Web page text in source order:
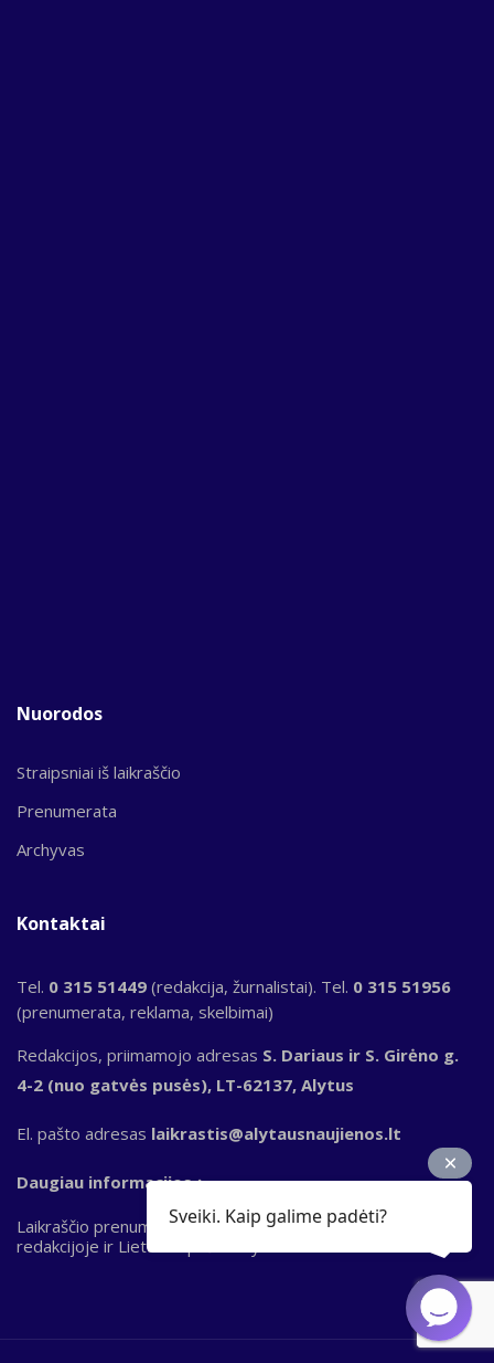
Nuorodos
Straipsniai iš laikraščio
Prenumerata
Archyvas
Kontaktai
Tel. 0 315 51449 (redakcija, žurnalistai). Tel. 0 315 51956
(prenumerata, reklama, skelbimai)
Redakcijos, priimamojo adresas S. Dariaus ir S. Girėno g.
4-2 (nuo gatvės pusės), LT-62137, Alytus
El. pašto adresas laikrastis@alytausnaujienos.lt
Daugiau informacijos
Laikraščio prenumerata priimama „Perlo“ terminaluose,
redakcijoje ir Lietuvos pašto skyriuose
Sveiki. Kaip galime padėti?